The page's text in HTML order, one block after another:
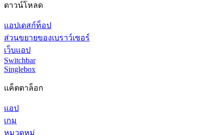
ดาวน์โหลด
แอปเดสก์ท็อป
ส่วนขยายของเบราว์เซอร์
เว็บแอป
Switchbar
Singlebox
แค็ตตาล็อก
แอป
เกม
หมวดหมู่